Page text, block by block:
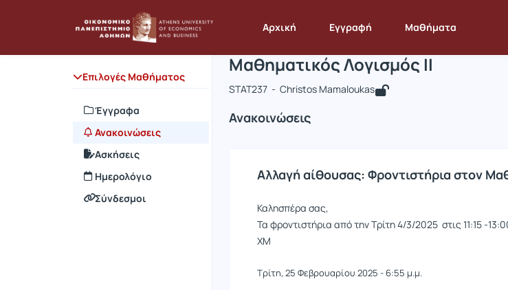
Αρχική Εγγραφή Μαθήματα
Επιλογές Μαθήματος
Έγγραφα
Ανακοινώσεις
Ασκήσεις
Ημερολόγιο
Σύνδεσμοι
Αρχική Σελίδα Μαθηματικός Λογισμός ΙΙ Ανακοινώσεις
Μάθημα : Μαθηματικός Λογισμός ΙΙ
Κωδικός : STAT237
Μαθηματικός Λογισμός ΙΙ
STAT237 - Christos Mamaloukas
Ανακοινώσεις
Αλλαγή αίθουσας: Φροντιστήρια στον
Καλησπέρα σας,
Τα φροντιστήρια από την Τρίτη 4/3/2025 στις 11:15 -
ΧΜ
Τρίτη, 25 Φεβρουαρίου 2025 - 6:55 μ.μ.